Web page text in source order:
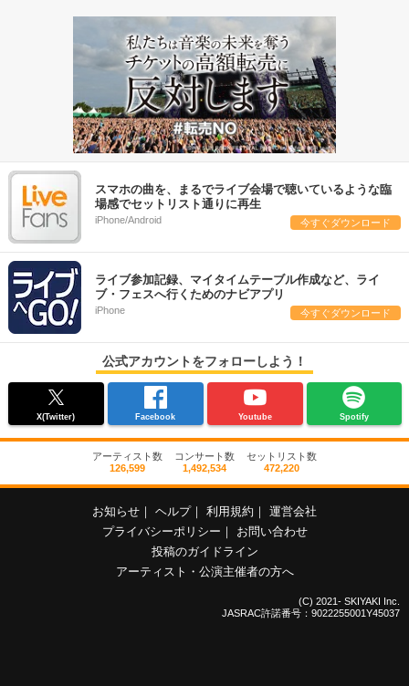
スマホの曲を、まるでライブ会場で聴いているような臨
場感でセットリスト通りに再生
iPhone/Android 今すぐダウンロード
ライブ参加記録、マイタイムテーブル作成など、ライ
ブ・フェスへ行くためのナビアプリ
iPhone 今すぐダウンロード
公式アカウントをフォローしよう！
X(Twitter) Facebook Youtube Spotify
アーティスト数
126,599
コンサート数
1,492,534
セットリスト数
472,220
お知らせ ヘルプ 利用規約
運営会社
プライバシーポリシー
お問い合わせ
投稿のガイドライン
アーティスト・公演主催者の方へ
(C) 2021- SKIYAKI Inc.
JASRAC許諾番号：9022255001Y45037